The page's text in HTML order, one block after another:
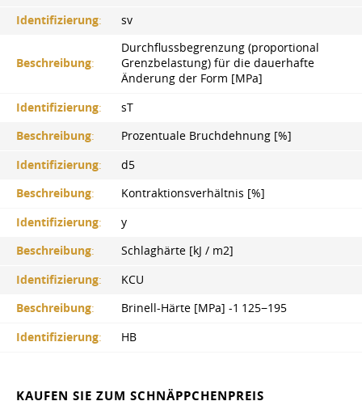
Identifizierung: sv
Beschreibung:
Durchflussbegrenzung (proportional
Grenzbelastung) für die dauerhafte
Änderung der Form [MPa]
Identifizierung:
sT
Beschreibung:
Prozentuale Bruchdehnung [%]
Identifizierung:
d5
Beschreibung:
Kontraktionsverhältnis [%]
Identifizierung:
y
Beschreibung:
Schlaghärte [kJ / m2]
Identifizierung:
KCU
Beschreibung:
Brinell-Härte [MPa] -1 125−195
Identifizierung: HB
KAUFEN SIE ZUM SCHNÄPPCHENPREIS